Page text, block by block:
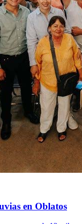
en Oblatos